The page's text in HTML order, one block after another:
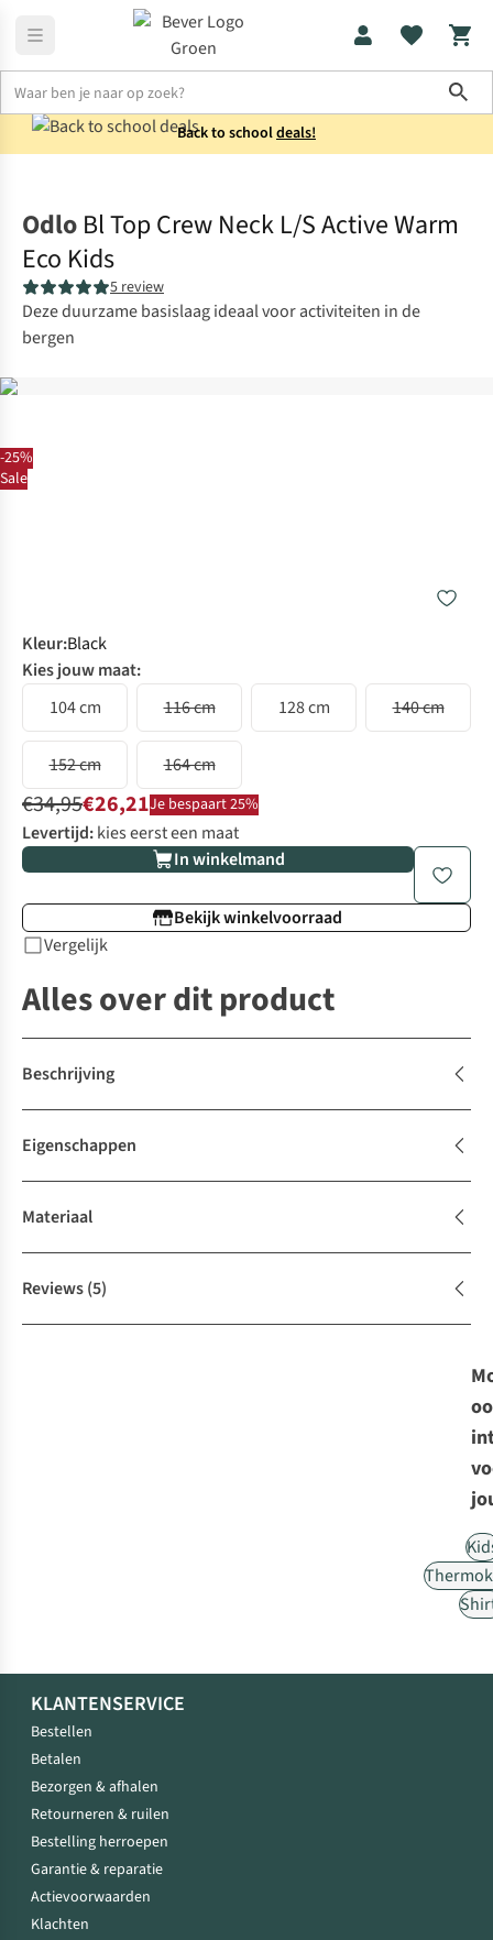
Back to schooldeals!
-25%
Sale
Odlo Bl Top Crew Neck L/S Active Warm
Eco Kids
5 review
Deze duurzame basislaag ideaal voor activiteiten in de
bergen
Kleur:Black
Kies jouw maat:
104 cm
116 cm 128 cm 140 cm
152 cm 164 cm
€34,95€26,21Je bespaart 25%
Levertijd:kies eerst een maat
In winkelmand
Bekijk winkelvoorraad
Vergelijk
Alles over dit product
Beschrijving
Eigenschappen
Materiaal
Reviews(5)
KLANTENSERVICE
Bestellen
Betalen
Bezorgen & afhalen
Retourneren & ruilen
Bestelling herroepen
Garantie & reparatie
Actievoorwaarden
Klachten